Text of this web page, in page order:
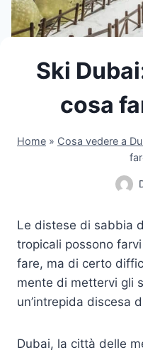
Ski
cosa
Home » Cosa vedere a
Le distese di sabbia
tropicali possono
fare, ma di certo
mente di mettervi gli
un’intrepida discesa
Dubai, la città delle